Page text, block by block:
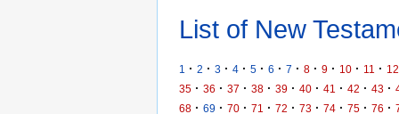
List of New
1 · 2 · 3 · 4 · 5 · 6 · 7 · 8 · 9 · 10 · 11 · 12
35 · 36 · 37 · 38 · 39 · 40 · 41 · 42 · 43 ·
68 · 69 · 70 · 71 · 72 · 73 · 74 · 75 · 76 ·